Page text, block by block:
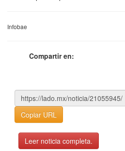
Infobae
Compartir en:
Copiar URL
Leer noticia completa.